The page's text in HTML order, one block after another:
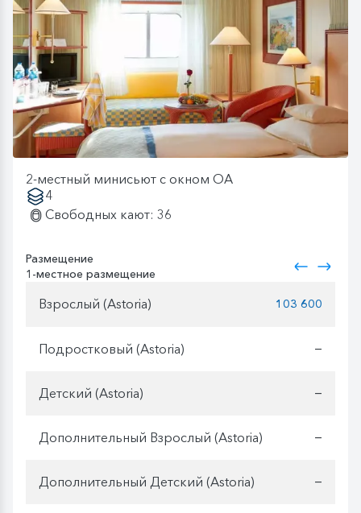
2-местный минисьют с окном OA
4
Свободных кают: 36
Размещение
1-местное размещение
Взрослый (Astoria) 103 600
Подростковый (Astoria) —
Детский (Astoria) —
Дополнительный Взрослый (Astoria) —
Дополнительный Детский (Astoria) —